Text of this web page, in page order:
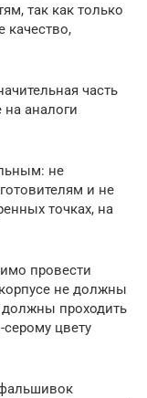
так как только
качество,
часть
аналоги
не
и не
точках, на
провести
не должны
проходить
серому цвету